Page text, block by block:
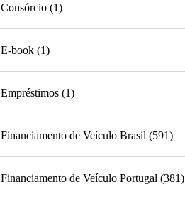
Consórcio (1)
E-book (1)
Empréstimos (1)
Financiamento de Veículo Brasil (591)
Financiamento de Veículo Portugal (381)